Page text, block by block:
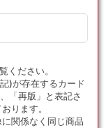
ください。
)が存在するカード
「再版」と表記さ
ります。
関係なく同じ商品